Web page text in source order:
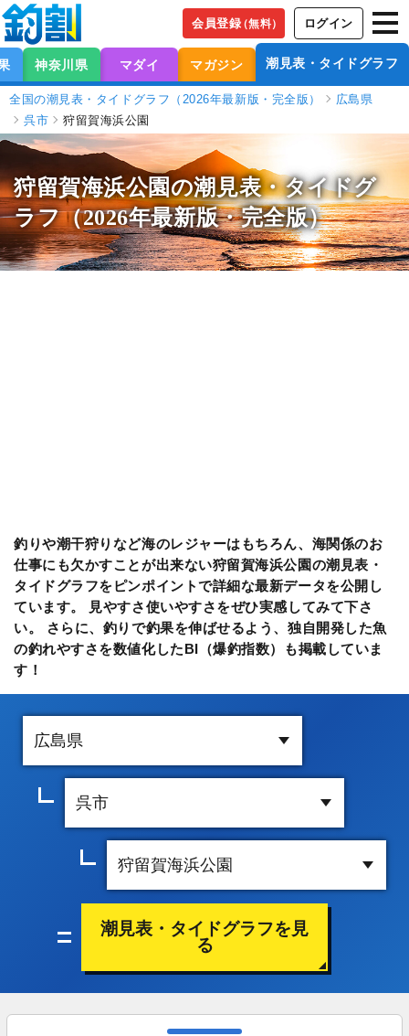
会員登録（無料） ログイン
神奈川県 マダイ マガジン 潮見表・タイドグラフ
全国の潮見表・タイドグラフ（2026年最新版・完全版）
広島県
呉市
狩留賀海浜公園
狩留賀海浜公園の潮見表・タイドグ
ラフ（2026年最新版・完全版）
釣りや潮干狩りなど海のレジャーはもちろん、海関係のお
仕事にも欠かすことが出来ない狩留賀海浜公園の潮見表・
タイドグラフをピンポイントで詳細な最新データを公開し
ています。 見やすさ使いやすさをぜひ実感してみて下さ
い。 さらに、釣りで釣果を伸ばせるよう、独自開発した魚
の釣れやすさを数値化したBI（爆釣指数）も掲載していま
す！
潮見表・タイドグラフを見
る